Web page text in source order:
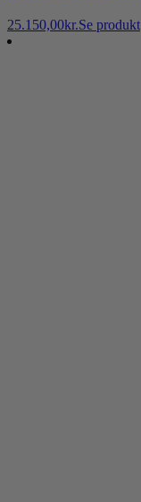
25.150,00kr.Se produkt